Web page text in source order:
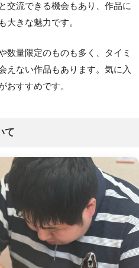
交流できる機会もあり、作品に
大きな魅力です。
数量限定のものも多く、タイミ
えない作品もあります。気に入
おすすめです。
て